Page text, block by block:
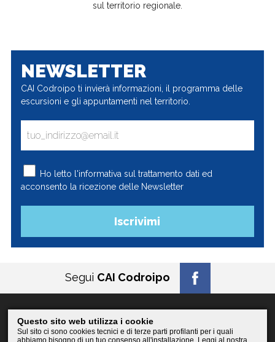
Questo sito web utilizza i cookie
Sul sito ci sono cookies tecnici e di terze parti profilanti per i quali
abbiamo bisogno di un tuo consenso all'installazione. Leggi al nostra
sul territorio regionale.
NEWSLETTER
CAI Codroipo ti invierà informazioni, il programma delle
escursioni e gli appuntamenti nel territorio.
Ho letto l'informativa sul trattamento dati ed
acconsento la ricezione delle Newsletter
Segui CAI Codroipo
© 2026CAI Codroipo
PI 02658870304 / CF 94080370300